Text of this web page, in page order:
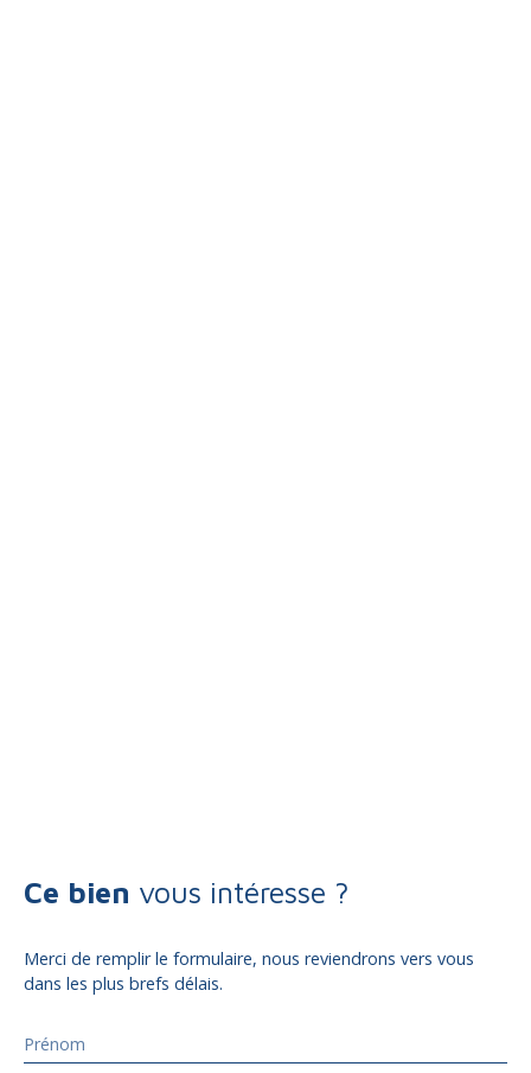
Ce bien vous intéresse ?
Merci de remplir le formulaire, nous reviendrons vers vous
dans les plus brefs délais.
Prénom